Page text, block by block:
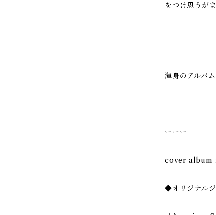
をつけ思うが
渾身のアルバ
ーーー
cover album
◆オリジナル